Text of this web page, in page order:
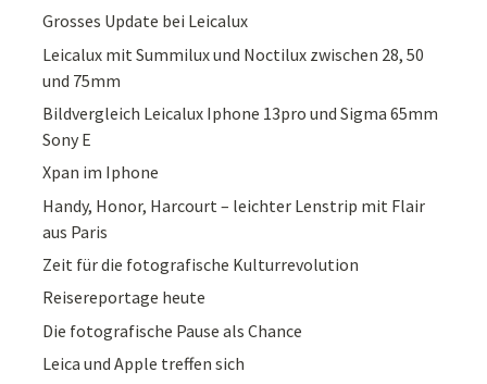
Grosses Update bei Leicalux
Leicalux mit Summilux und Noctilux zwischen 28, 50
und 75mm
Bildvergleich Leicalux Iphone 13pro und Sigma 65mm
Sony E
Xpan im Iphone
Handy, Honor, Harcourt – leichter Lenstrip mit Flair
aus Paris
Zeit für die fotografische Kulturrevolution
Reisereportage heute
Die fotografische Pause als Chance
Leica und Apple treffen sich